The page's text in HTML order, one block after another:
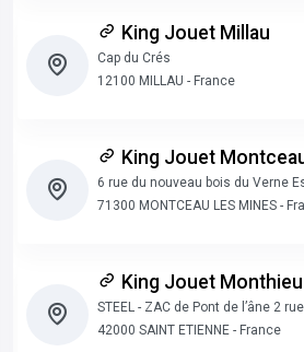
King Jouet Millau
Cap du Crés
12100 MILLAU - France
King Jouet
6 rue du nouveau bois du Verne
71300 MONTCEAU LES MINES -
King Jouet Monthieu
STEEL - ZAC de Pont de l’âne 2
42000 SAINT ETIENNE - France